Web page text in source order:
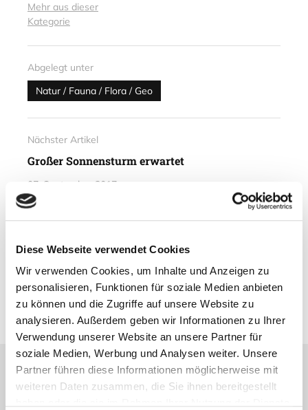
Diese Webseite verwendet Cookies
Wir verwenden Cookies, um Inhalte und Anzeigen zu
personalisieren, Funktionen für soziale Medien anbieten
zu können und die Zugriffe auf unsere Website zu
analysieren. Außerdem geben wir Informationen zu Ihrer
Verwendung unserer Website an unsere Partner für
soziale Medien, Werbung und Analysen weiter. Unsere
Partner führen diese Informationen möglicherweise mit
weiteren Daten zusammen, die Sie ihnen bereitgestellt
Mehr aus dieser
Kategorie
Abgelegt unter
Natur / Fauna / Flora / Geo
Nächster Artikel
Großer Sonnensturm erwartet
07. September 2017
Lofoten & Oslo – Liveberichte und
Verlosungen
01. September 2017
Lesetipps